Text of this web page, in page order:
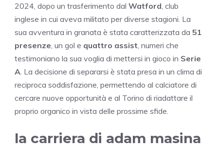
2024, dopo un trasferimento dal Watford , club
inglese in cui aveva militato per diverse stagioni. La
sua avventura in granata è stata caratterizzata da 51
presenze , un gol e quattro assist , numeri che
testimoniano la sua voglia di mettersi in gioco in Serie
A . La decisione di separarsi è stata presa in un clima di
reciproca soddisfazione, permettendo al calciatore di
cercare nuove opportunità e al Torino di riadattare il
proprio organico in vista delle prossime sfide.
la carriera di adam masina